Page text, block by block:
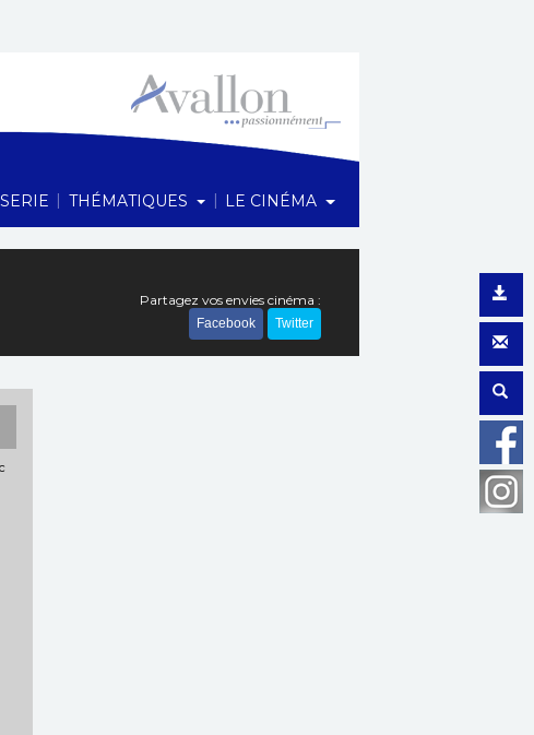
| THÉMATIQUES | LE CINÉMA
1 Rue du Maréchal Foch, 89200 Avallon
Partagez vos envies cinéma :
Facebook Twitter